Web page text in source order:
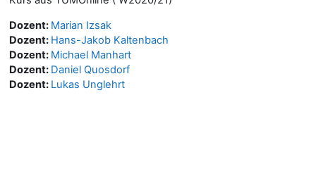
Dozent: Marian Izsak
Dozent: Hans-Jakob Kaltenbach
Dozent: Michael Manhart
Dozent: Daniel Quosdorf
Dozent: Lukas Unglehrt